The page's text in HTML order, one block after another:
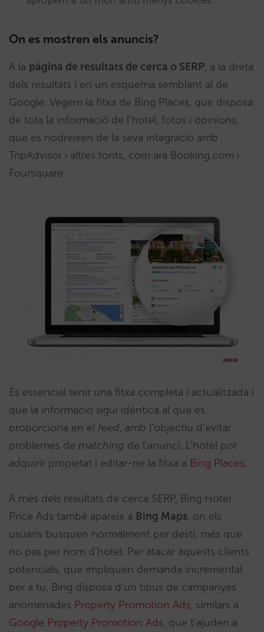
On es mostren els anuncis?
A la pàgina de resultats de cerca o SERP, a la dreta
dels resultats i en un esquema semblant al de
Google. Vegem la fitxa de Bing Places, que disposa
de tota la informació de l’hotel, fotos i opinions,
que es nodreixen de la seva integració amb
TripAdvisor i altres fonts, com ara Booking.com i
Foursquare.
És essencial tenir una fitxa completa i actualitzada i
que la informació sigui idèntica al que es
proporciona en el feed, amb l’objectiu d’evitar
problemes de matching de l’anunci. L’hotel pot
adquirir propietat i editar-ne la fitxa a Bing Places.
A més dels resultats de cerca SERP, Bing Hotel
Price Ads també apareix a Bing Maps, on els
usuaris busquen normalment per destí, més que
no pas per nom d’hotel. Per atacar aquests clients
potencials, que impliquen demanda incremental
per a tu, Bing disposa d’un tipus de campanyes
anomenades Property Promotion Ads, similars a
Google Property Promotion Ads, que t’ajuden a